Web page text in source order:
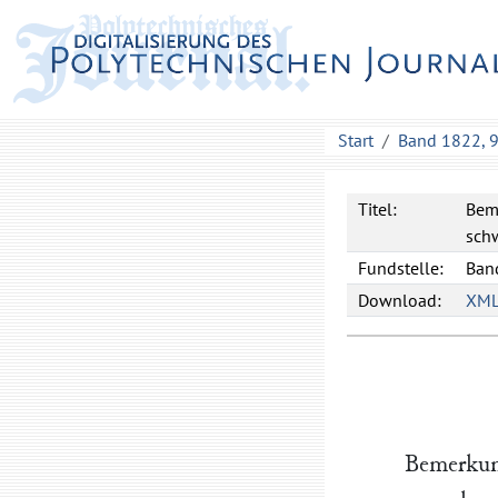
Start Band 1822, 9
Titel:
Fundstelle:
Download: